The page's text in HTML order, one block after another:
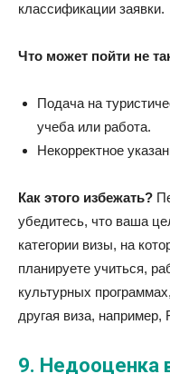
классификации заявки.
Что может пойти не
Подача на
учеба или работа.
Некорректное
Как этого избежать?
убедитесь, что ваша
категории визы, на
планируете учиться,
культурных
другая виза, например,
9. Недооценка